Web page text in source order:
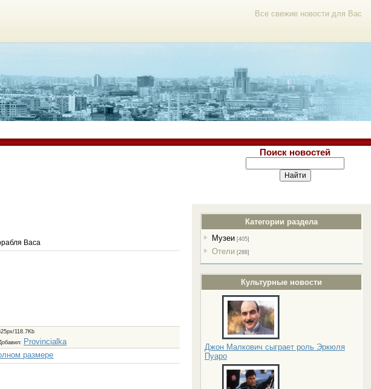
Все свежие новости для Вас
Поиск новостей
Категории раздела
Музеи [405]
Отели [288]
Культурные новости
Джон Малкович сыграет роль Эркюля
Пуаро
Васа
118.7Kb
: Provincialka
размере